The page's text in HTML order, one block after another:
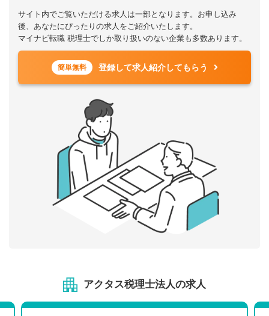
サイト内でご覧いただける求人は一部となります。お申し込み
後、あなたにぴったりの求人をご紹介いたします。
マイナビ転職 税理士でしか取り扱いのない企業も多数あります。
簡単無料 登録して求人紹介してもらう
アクタス税理士法人の求人